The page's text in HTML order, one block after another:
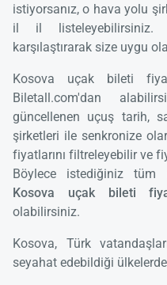
istiyorsanız, o hava yolu
il il listeleyebilirsiniz.
karşılaştırarak size uygu
Kosova uçak bileti
Biletall.com'dan
güncellenen uçuş tarih,
şirketleri ile senkronize
fiyatlarını filtreleyebilir ve
Böylece istediğiniz tüm
Kosova uçak bileti
olabilirsiniz.
Kosova, Türk
seyahat edebildiği